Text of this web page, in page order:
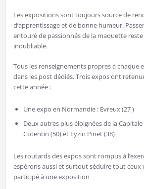
Les expositions sont toujours source de
d’apprentissage et de bonne humeur.
entouré de passionnés de la maquette
inoubliable.
Tous les renseignements propres à chaque
dans les post dédiés. Trois expos ont
cette année :
Une expo en Normandie : Evreux (27 )
Deux autres plus éloignées de la
Cotentin (50) et Eyzin Pinet (38)
Les routards des expos sont rompus à
espérons aussi et surtout séduire tout ceux
participé à une exposition